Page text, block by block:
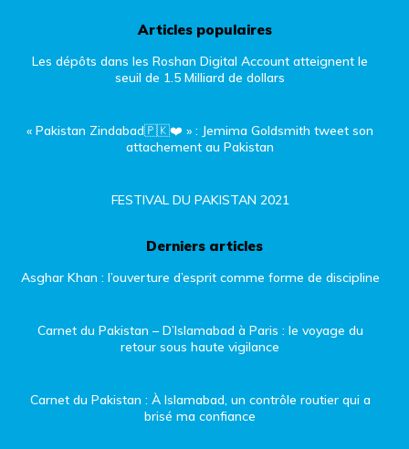
Articles populaires
Les dépôts dans les Roshan Digital Account atteignent le
seuil de 1.5 Milliard de dollars
« Pakistan Zindabad🇵🇰❤️ » : Jemima Goldsmith tweet son
attachement au Pakistan
FESTIVAL DU PAKISTAN 2021
Derniers articles
Asghar Khan : l’ouverture d’esprit comme forme de discipline
Carnet du Pakistan – D’Islamabad à Paris : le voyage du
retour sous haute vigilance
Carnet du Pakistan : À Islamabad, un contrôle routier qui a
brisé ma confiance